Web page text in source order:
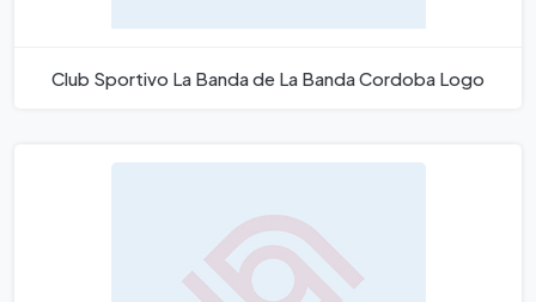
Club Sportivo La Banda de La Banda Cordoba Logo